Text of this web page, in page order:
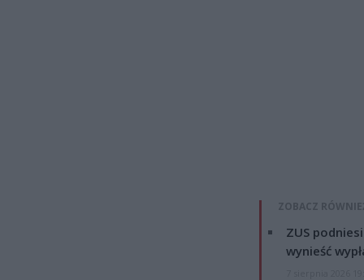
ZOBACZ
ZUS
wynieść